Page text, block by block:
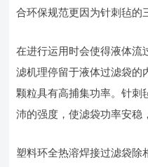
合环保规范更因为针刺毡的
在进行运用时会使得液体流
滤机理停留于液体过滤袋的
颗粒具有高捕集功率。针刺
沛的强度，使滤袋功率安稳
塑料环全热溶焊接过滤袋除